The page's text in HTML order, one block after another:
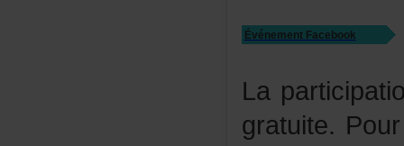
ÉvénementFacebook